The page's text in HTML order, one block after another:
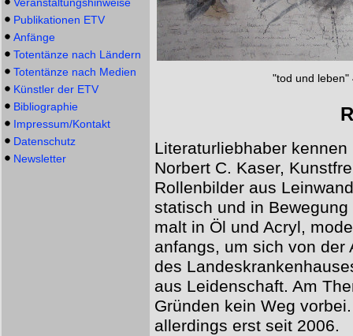
Publikationen ETV
Anfänge
Totentänze nach Ländern
Totentänze nach Medien
Künstler der ETV
Bibliographie
Impressum/Kontakt
Datenschutz
Newsletter
"tod und leben"
Literaturliebhaber
Norbert C. Kaser,
Rollenbilder aus
statisch und in
malt in Öl und Acryl,
anfangs, um sich von der
des
aus Leidenschaft. Am
Gründen kein Weg
allerdings erst seit 2006.